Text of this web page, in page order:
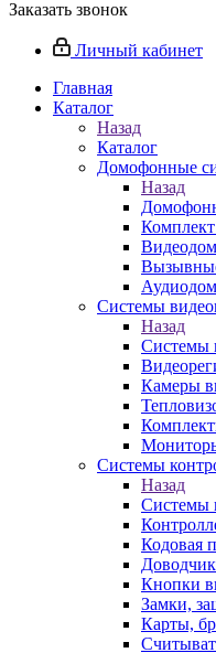
Заказать звонок
Личный кабинет
Главная
Каталог
Назад
Каталог
Домофонные
Назад
Системы
Назад
Системы
Камеры
Системы
Назад
Системы
Кодовая
Кнопки
Замки,
Карты,